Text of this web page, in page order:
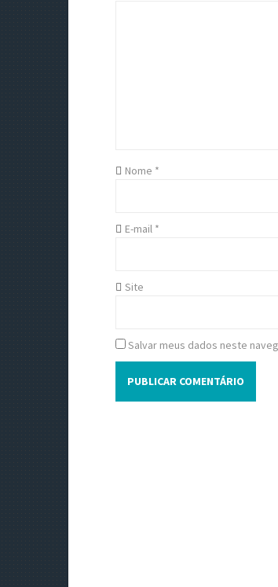
t
o
Nome *
E-mail *
Site
Salvar meus dados neste